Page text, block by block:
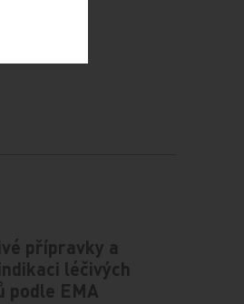
přípravky a
léčivých
podle EMA